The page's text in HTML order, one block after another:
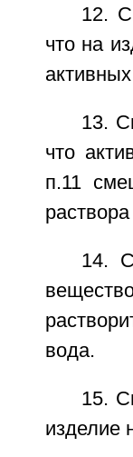
12.
что на
13.
что
п.11
14.
вода.
15.
изделие